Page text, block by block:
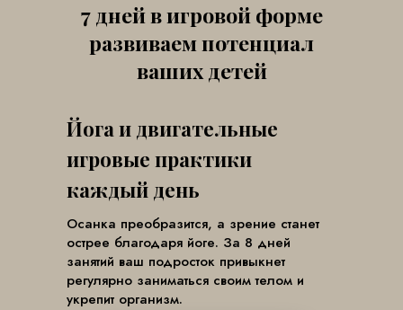
7 дней в игровой форме
развиваем потенциал
ваших детей
Йога и двигательные
игровые практики
каждый день
Осанка преобразится, а зрение станет
острее благодаря йоге. За 8 дней
занятий ваш подросток привыкнет
регулярно заниматься своим телом и
укрепит организм.